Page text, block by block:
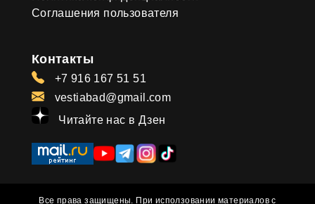
Соглашения пользователя
Контакты
+7 916 167 51 51
vestiabad@gmail.com
Читайте нас в Дзен
Все права защищены. При исползовании материалов с